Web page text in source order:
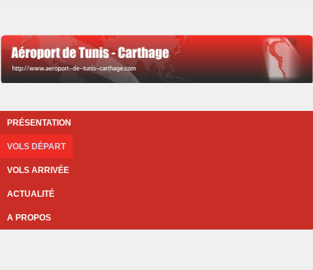
PRÉSENTATION
VOLS DÉPART
VOLS ARRIVÉE
ACTUALITÉ
A PROPOS